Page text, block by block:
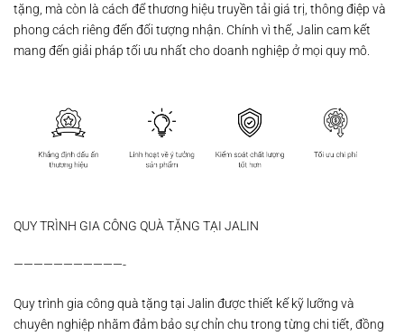
tặng, mà còn là cách để thương hiệu truyền tải giá trị, thông điệp và
phong cách riêng đến đối tượng nhận. Chính vì thế, Jalin cam kết
mang đến giải pháp tối ưu nhất cho doanh nghiệp ở mọi quy mô.
QUY TRÌNH GIA CÔNG QUÀ TẶNG TẠI JALIN
———————————-
Quy trình gia công quà tặng tại Jalin được thiết kế kỹ lưỡng và
chuyên nghiệp nhằm đảm bảo sự chỉn chu trong từng chi tiết, đồng